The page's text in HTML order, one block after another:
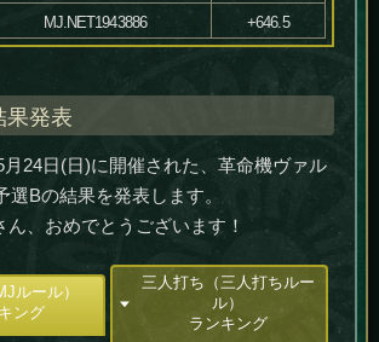
MJ.NET1943886 +646.5
果発表
24日(日)に開催された、革命機ヴァル
選Bの結果を発表します。
ん、おめでとうございます！
ルール）
ング
三人打ち（三人打ちルー
ル）
ランキング